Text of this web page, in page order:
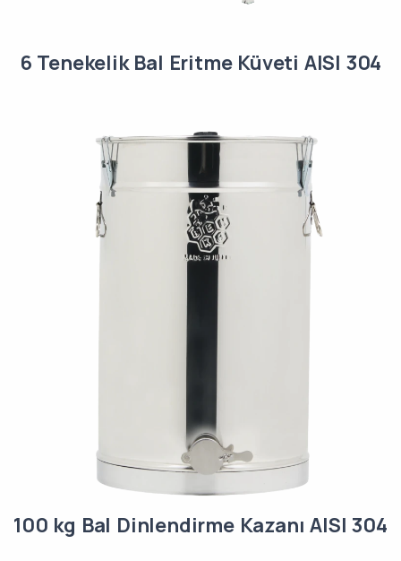
6 Tenekelik Bal Eritme Küveti AISI 304
100 kg Bal Dinlendirme Kazanı AISI 304